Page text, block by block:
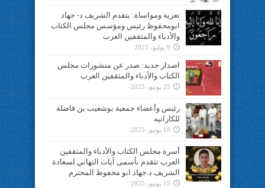
تعزية ومواساة: يتقدم الشريف د- جهاد
ابومحفوظ رئيس ومؤسس مجلس الكتاب
والأدباء والمثقفين العرب
9 يوليو، 2025
اصدار جديد: صدر عن منشورات مجلس
الكتاب والأدباء والمثقفين العرب
25 يونيو، 2025
رئيس وأعضاء جمعية بوشعيب بن فاضلة
للكاراتيه
18 يونيو، 2025
أسرة مجلس الكتاب والأدباء والمثقفين
العرب تتقدم بأسمى آيات التهاني لسعادة
الشريف د.جهاد ابو محفوظ المحترم
15 يونيو، 2025